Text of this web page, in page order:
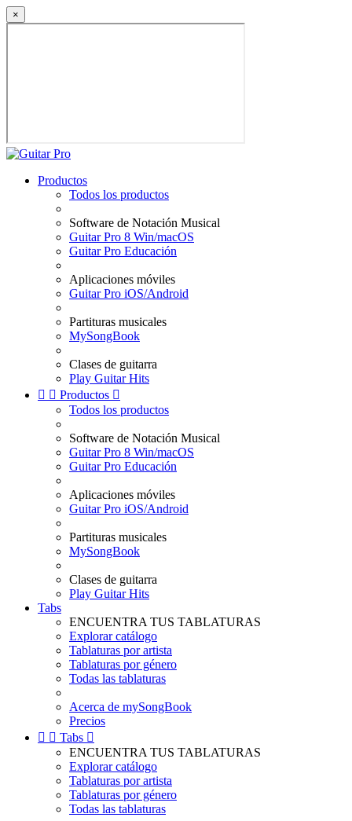
×
Productos
Todos los productos
Software de Notación Musical
Guitar Pro 8 Win/macOS
Guitar Pro Educación
Aplicaciones móviles
Guitar Pro iOS/Android
Partituras musicales
MySongBook
Clases de guitarra
Play Guitar Hits
  Productos 
Todos los productos
Software de Notación Musical
Guitar Pro 8 Win/macOS
Guitar Pro Educación
Aplicaciones móviles
Guitar Pro iOS/Android
Partituras musicales
MySongBook
Clases de guitarra
Play Guitar Hits
Tabs
ENCUENTRA TUS TABLATURAS
Explorar catálogo
Tablaturas por artista
Tablaturas por género
Todas las tablaturas
Acerca de mySongBook
Precios
  Tabs 
ENCUENTRA TUS TABLATURAS
Explorar catálogo
Tablaturas por artista
Tablaturas por género
Todas las tablaturas